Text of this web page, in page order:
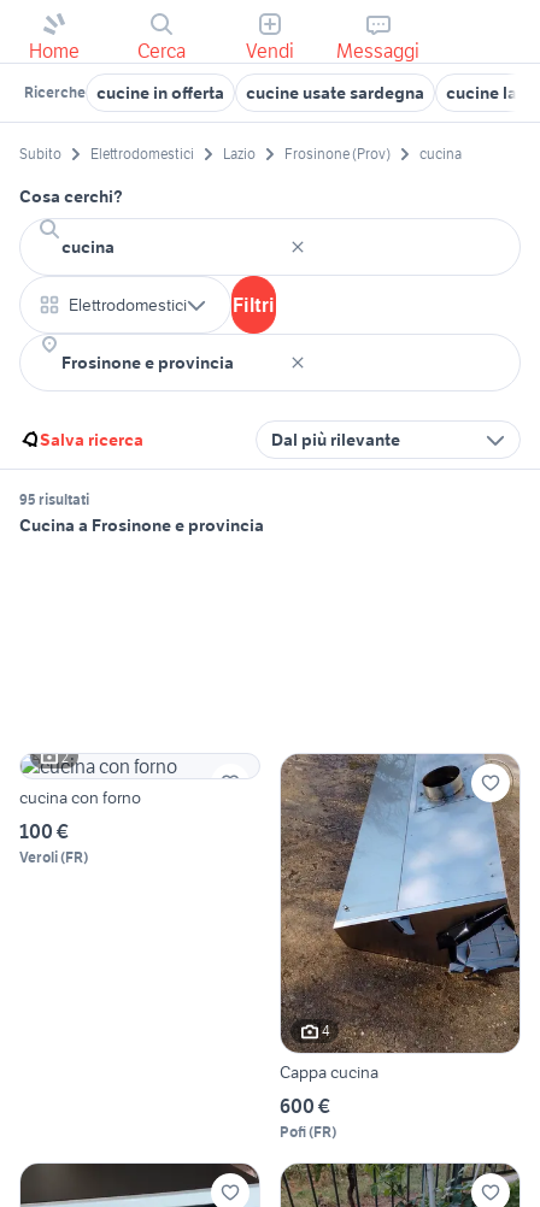
Home Cerca Vendi Messaggi
Ricerche cucine in offerta cucine usate sardegna cucine
Subito Elettrodomestici Lazio Frosinone (Prov) cucina
Cosa cerchi?
Elettrodomestici Filtri
Salva ricerca Dal più rilevante
95 risultati
Cucina a Frosinone e provincia
2
cucina con forno
100 €
Veroli(FR)
4
Cappa cucina
600 €
Pofi(FR)